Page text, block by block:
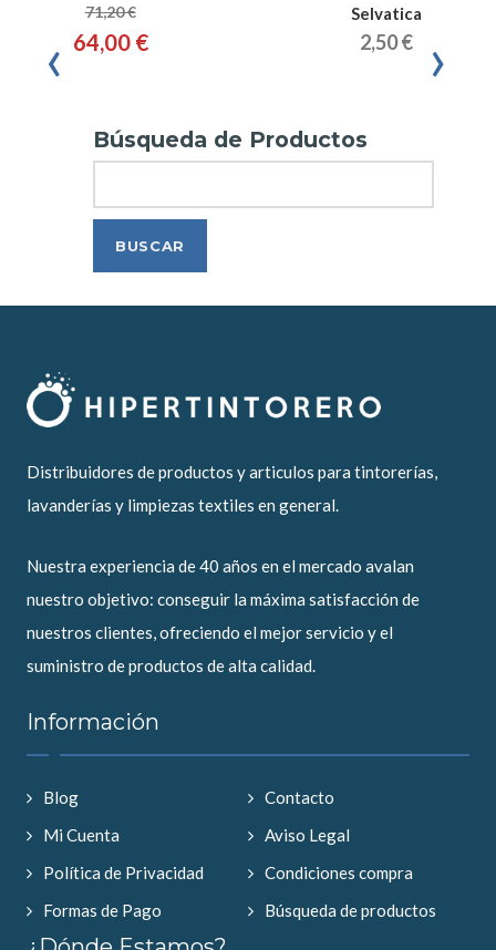
71,20 €
64,00 €
Selvatica
2,50 €
‹ ›
Búsqueda de Productos
Distribuidores de productos y articulos para tintorerías,
lavanderías y limpiezas textiles en general.
Nuestra experiencia de 40 años en el mercado avalan
nuestro objetivo: conseguir la máxima satisfacción de
nuestros clientes, ofreciendo el mejor servicio y el
suministro de productos de alta calidad.
Información
Blog
Contacto
Mi Cuenta
Aviso Legal
Política de Privacidad
Condiciones compra
Formas de Pago
Búsqueda de productos